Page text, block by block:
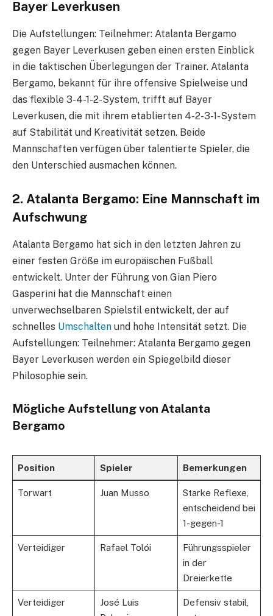
Bayer Leverkusen
Die Aufstellungen: Teilnehmer: Atalanta Bergamo
gegen Bayer Leverkusen geben einen ersten Einblick
in die taktischen Überlegungen der Trainer. Atalanta
Bergamo, bekannt für ihre offensive Spielweise und
das flexible 3-4-1-2-System, trifft auf Bayer
Leverkusen, die mit ihrem etablierten 4-2-3-1-System
auf Stabilität und Kreativität setzen. Beide
Mannschaften verfügen über talentierte Spieler, die
den Unterschied ausmachen können.
2. Atalanta Bergamo: Eine Mannschaft im
Aufschwung
Atalanta Bergamo hat sich in den letzten Jahren zu
einer festen Größe im europäischen Fußball
entwickelt. Unter der Führung von Gian Piero
Gasperini hat die Mannschaft einen
unverwechselbaren Spielstil entwickelt, der auf
schnelles Umschalten und hohe Intensität setzt. Die
Aufstellungen: Teilnehmer: Atalanta Bergamo gegen
Bayer Leverkusen werden ein Spiegelbild dieser
Philosophie sein.
Mögliche Aufstellung von Atalanta
Bergamo
Position Spieler Bemerkungen
Torwart Juan Musso
Starke Reflexe,
entscheidend bei
1-gegen-1
Verteidiger Rafael Tolói
Führungsspieler
in der
Dreierkette
Verteidiger
José Luis
Defensiv stabil,